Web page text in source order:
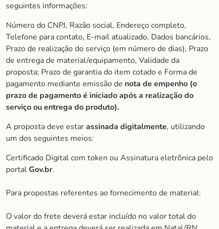
seguintes informações:
Número do CNPJ, Razão social, Endereço completo,
Telefone para contato, E-mail atualizado, Dados bancários,
Prazo de realização do serviço (em número de dias), Prazo
de entrega de material/equipamento, Validade da
proposta; Prazo de garantia do item cotado e Forma de
pagamento mediante emissão de nota de empenho (o
prazo de pagamento é iniciado após a realização do
serviço ou entrega do produto).
A proposta deve estarassinada digitalmente, utilizando
um dos seguintes meios:
Certificado Digital com token ou Assinatura eletrônica pelo
portalGov.br.
Para propostas referentes ao fornecimento de material:
O valor do frete deverá estar incluído no valor total do